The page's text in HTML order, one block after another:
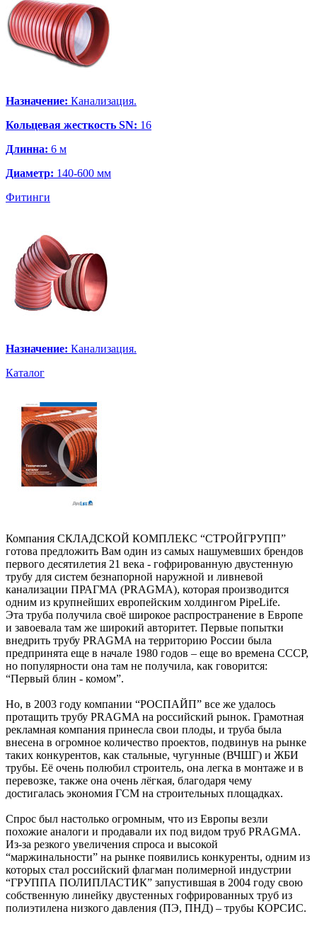
Назначение: Канализация.
Кольцевая жесткость SN: 16
Длинна: 6 м
Диаметр: 140-600 мм
Фитинги
Назначение: Канализация.
Каталог
Компания СКЛАДСКОЙ КОМПЛЕКС “СТРОЙГРУПП”
готова предложить Вам один из самых нашумевших брендов
первого десятилетия 21 века - гофрированную двустенную
трубу для систем безнапорной наружной и ливневой
канализации ПРАГМА (PRAGMA), которая производится
одним из крупнейших европейским холдингом PipeLife.
Эта труба получила своё широкое распространение в Европе
и завоевала там же широкий авторитет. Первые попытки
внедрить трубу PRAGMA на территорию России была
предпринята еще в начале 1980 годов – еще во времена СССР,
но популярности она там не получила, как говорится:
“Первый блин - комом”.
Но, в 2003 году компании “РОСПАЙП” все же удалось
протащить трубу PRAGMA на российский рынок. Грамотная
рекламная компания принесла свои плоды, и труба была
внесена в огромное количество проектов, подвинув на рынке
таких конкурентов, как стальные, чугунные (ВЧШГ) и ЖБИ
трубы. Её очень полюбил строитель, она легка в монтаже и в
перевозке, также она очень лёгкая, благодаря чему
достигалась экономия ГСМ на строительных площадках.
Спрос был настолько огромным, что из Европы везли
похожие аналоги и продавали их под видом труб PRAGMA.
Из-за резкого увеличения спроса и высокой
“маржинальности” на рынке появились конкуренты, одним из
которых стал российский флагман полимерной индустрии
“ГРУППА ПОЛИПЛАСТИК” запустившая в 2004 году свою
собственную линейку двустенных гофрированных труб из
полиэтилена низкого давления (ПЭ, ПНД) – трубы КОРСИС.